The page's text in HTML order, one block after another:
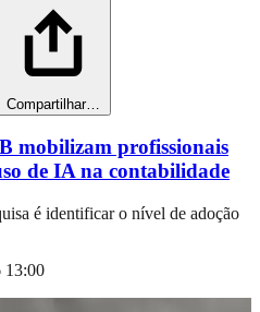
Compartilhar…
mobilizam profissionais
de IA na contabilidade
é identificar o nível de adoção
13:00